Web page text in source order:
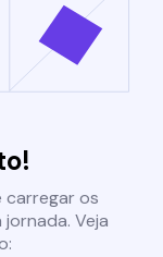
carregar os
Veja